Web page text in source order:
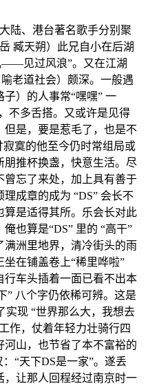
陆、港台著名歌手分别聚
臧天朔）此兄自小在后湖
——见过风浪”。又在江湖
老道社会）颇深。一般遇
）的人事常“嘿嘿” 一
不多舌搭。又或许是见得
但是，要是惹毛了，也是不
寞的他至今仍时常组局或
推杯换盏，快意生活。尽
曾忘了来处，加上具有善于
成章的成为 “DS” 会长不
算是适得其所。乐会长对此
也算是“DS” 里的 “高干”
洲里地界，清冷街头的雨
在铺盖卷上“稀里哗啦”
车头插着一面已看不出本
八个字仍依稀可辨。这是
实现 “世界那么大，我想去
作，仗着年轻力壮骑行四
山，也节省了本不富裕的
“天下DS是一家”。遂丢
让那人回程经过南京时一